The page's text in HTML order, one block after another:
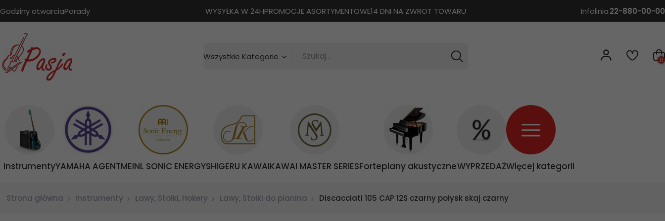
Godziny otwarciaPorady WYSYŁKA W 24HPROMOCJE ASORTYMENTOWE14 DNI NA ZWROT TOWARU Infolinia22-880-00-00
categories_searcher
Wszystkie Kategorie Szukaj... 0
InstrumentyYAMAHA AGENTMEINL SONIC ENERGYSHIGERU KAWAIKAWAI MASTER SERIESFortepiany akustyczneWYPRZEDAŻWięcej kategorii
Strona główna Instrumenty Ławy, Stołki, Hokery Ławy, Stołki do pianina Discacciati 105 CAP 12S czarny połysk skaj czarny